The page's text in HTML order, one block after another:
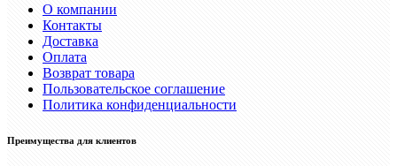
О компании
Контакты
Доставка
Оплата
Возврат товара
Пользовательское соглашение
Политика конфиденциальности
Преимущества для клиентов